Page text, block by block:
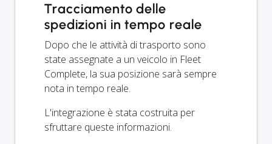
Tracciamento delle
spedizioni in tempo reale
Dopo che le attività di trasporto sono
state assegnate a un veicolo in Fleet
Complete, la sua posizione sarà sempre
nota in tempo reale.
L'integrazione è stata costruita per
sfruttare queste informazioni.